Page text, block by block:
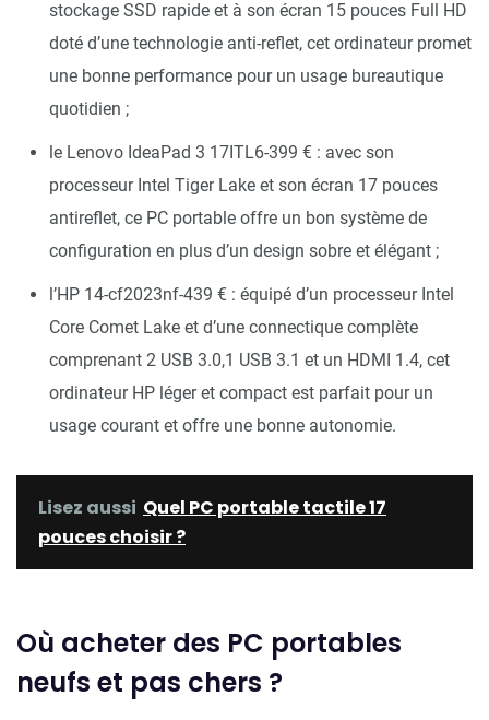
stockage SSD rapide et à son écran 15 pouces Full HD
doté d’une technologie anti-reflet, cet ordinateur promet
une bonne performance pour un usage bureautique
quotidien ;
le Lenovo IdeaPad 3 17ITL6-399 € : avec son
processeur Intel Tiger Lake et son écran 17 pouces
antireflet, ce PC portable offre un bon système de
configuration en plus d’un design sobre et élégant ;
l’HP 14-cf2023nf-439 € : équipé d’un processeur Intel
Core Comet Lake et d’une connectique complète
comprenant 2 USB 3.0,1 USB 3.1 et un HDMI 1.4, cet
ordinateur HP léger et compact est parfait pour un
usage courant et offre une bonne autonomie.
Lisez aussi Quel PC portable tactile 17
pouces choisir ?
Où acheter des PC portables
neufs et pas chers ?